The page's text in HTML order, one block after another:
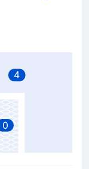
en el
4
0